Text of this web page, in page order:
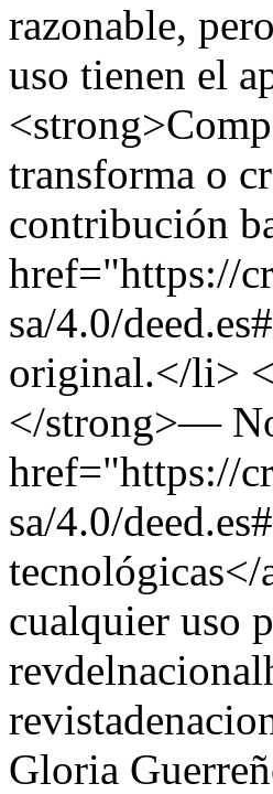
razonable,
uso tienen el
transforma o
contribución
href="https://
sa/4.0/
original.</li>
</strong>—
href="https://
sa/4.0/
tecnológicas</
cualquier uso
Gloria